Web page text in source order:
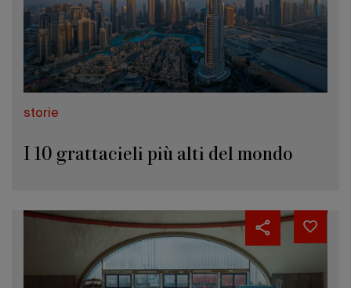
storie
I 10 grattacieli più alti del mondo